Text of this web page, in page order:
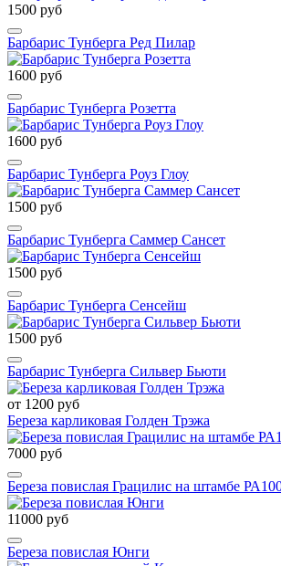
1500 руб
Барбарис Тунберга Ред Пилар
1600 руб
Барбарис Тунберга Розетта
1600 руб
Барбарис Тунберга Роуз Глоу
1500 руб
Барбарис Тунберга Саммер Сансет
1500 руб
Барбарис Тунберга Сенсейш
1500 руб
Барбарис Тунберга Сильвер Бьюти
от 1200 руб
Береза карликовая Голден Трэжа
7000 руб
Береза повислая Грацилис на штамбе
11000 руб
Береза повислая Юнги